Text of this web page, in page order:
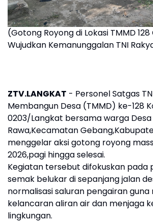
(Gotong Royong di Lokasi TMMD
Wujudkan Kemanunggalan TNI
ZTV.LANGKAT - Personel Satgas
Membangun Desa (TMMD) ke-128
0203/Langkat bersama warga Desa
Rawa,Kecamatan
menggelar aksi gotong royong
2026,pagi hingga selesai.
Kegiatan tersebut difokuskan pada
semak belukar di sepanjang jalan
normalisasi saluran pengairan guna
kelancaran aliran air dan menjaga
lingkungan.